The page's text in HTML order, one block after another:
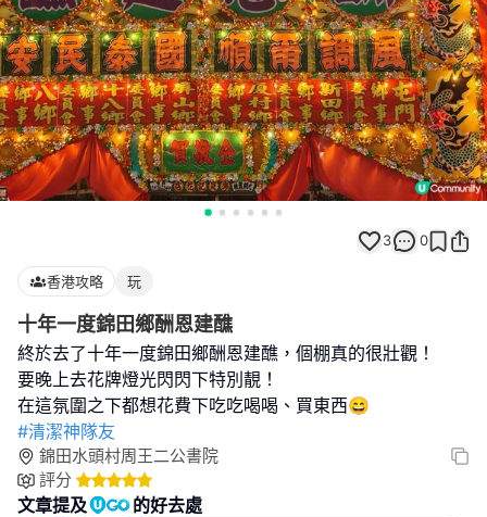
3 0
香港攻略 玩
十年一度錦田鄉酬恩建醮
終於去了十年一度錦田鄉酬恩建醮，個棚真的很壯觀！
要晚上去花牌燈光閃閃下特別靚！
#清潔神隊友
錦田水頭村周王二公書院
評分
文章提及 的好去處